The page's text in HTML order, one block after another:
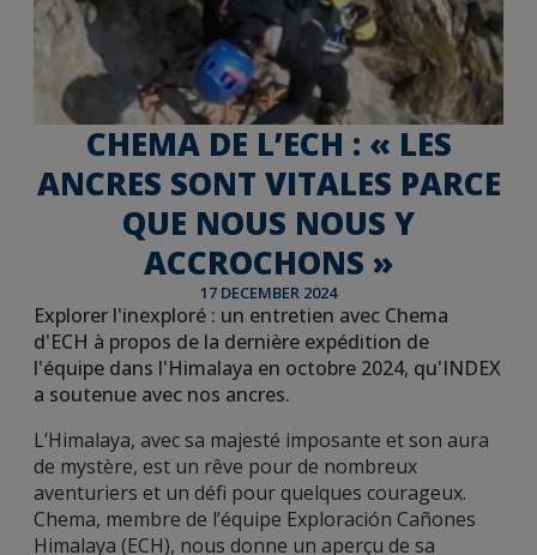
CHEMA DE L’ECH : « LES
ANCRES SONT VITALES PARCE
QUE NOUS NOUS Y
ACCROCHONS »
17 DECEMBER 2024
Explorer l'inexploré : un entretien avec Chema
d'ECH à propos de la dernière expédition de
l'équipe dans l'Himalaya en octobre 2024, qu'INDEX
a soutenue avec nos ancres.
L’Himalaya, avec sa majesté imposante et son aura
de mystère, est un rêve pour de nombreux
aventuriers et un défi pour quelques courageux.
Chema, membre de l’équipe Exploración Cañones
Himalaya (ECH), nous donne un aperçu de sa